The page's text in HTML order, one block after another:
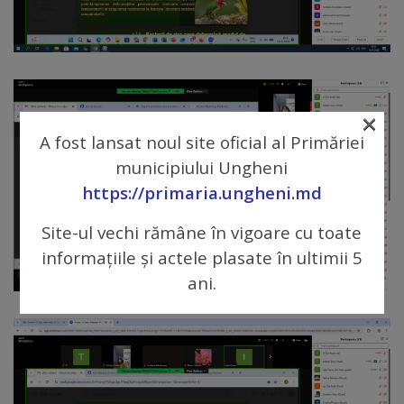
tarife
Înscrierea
copiilor
în
grădiniță/Plăți
Înterprinderi
municipale
Plus
Modele
A fost lansat noul site oficial al Primăriei
municipiului Ungheni
https://primaria.ungheni.md
Site-ul vechi rămâne în vigoare cu toate
informațiile și actele plasate în ultimii 5
ani.
×